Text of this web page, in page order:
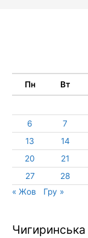
Пн Вт
6
7
13
14
20
21
27
28
« Жов
Гру »